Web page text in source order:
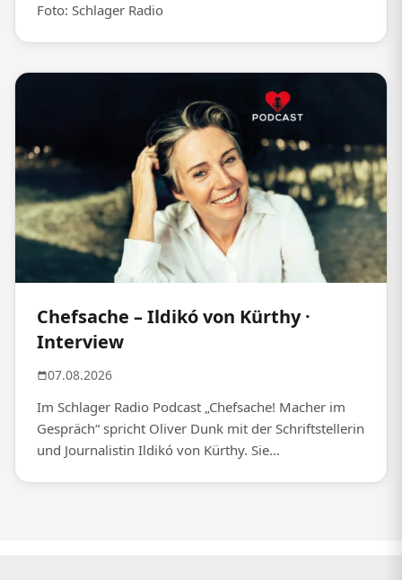
Foto: Schlager Radio
Chefsache – Ildikó von Kürthy ·
Interview
07.08.2026
Im Schlager Radio Podcast „Chefsache! Macher im
Gespräch“ spricht Oliver Dunk mit der Schriftstellerin
und Journalistin Ildikó von Kürthy. Sie...